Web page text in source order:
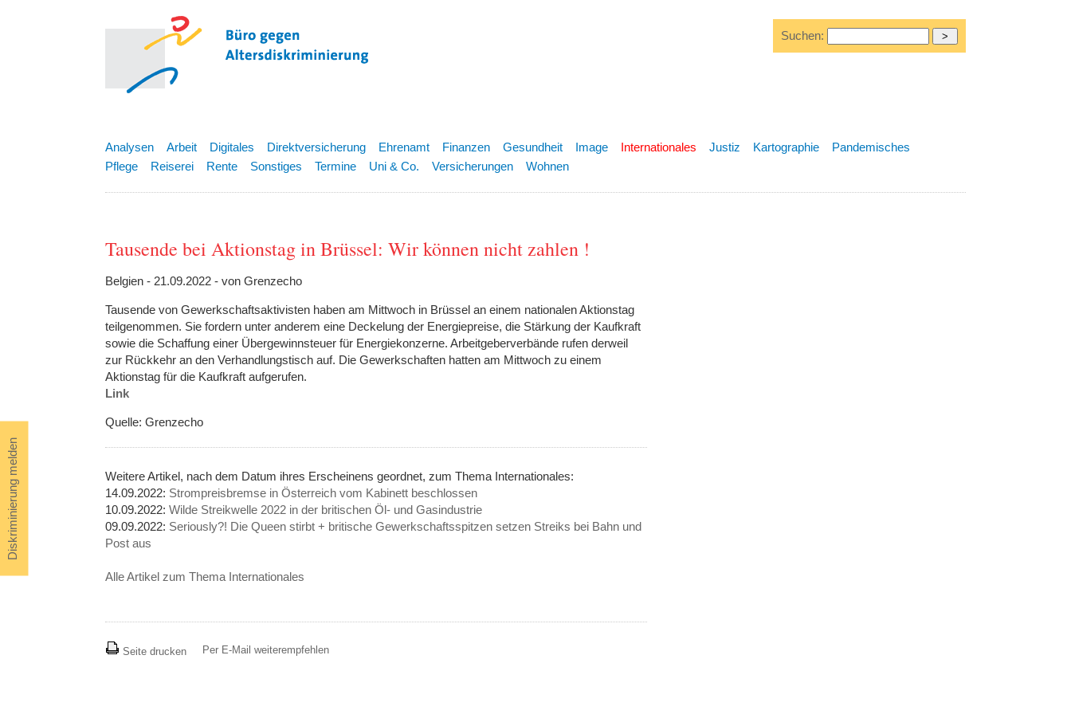
Diskriminierung melden
Suchen:
Analysen Arbeit Digitales Direktversicherung Ehrenamt Finanzen Gesundheit Image Internationales Justiz Kartographie
Pandemisches
Pflege
Reiserei Rente Sonstiges Termine Uni & Co. Versicherungen Wohnen
Tausende bei Aktionstag in Brüssel: Wir können nicht zahlen !
Belgien - 21.09.2022 - von Grenzecho
Tausende von Gewerkschaftsaktivisten haben am Mittwoch in Brüssel an einem nationalen Aktionstag
teilgenommen. Sie fordern unter anderem eine Deckelung der Energiepreise, die Stärkung der Kaufkraft
sowie die Schaffung einer Übergewinnsteuer für Energiekonzerne. Arbeitgeberverbände rufen derweil
zur Rückkehr an den Verhandlungstisch auf. Die Gewerkschaften hatten am Mittwoch zu einem
Aktionstag für die Kaufkraft aufgerufen.
Link
Quelle: Grenzecho
Weitere Artikel, nach dem Datum ihres Erscheinens geordnet, zum Thema Internationales:
14.09.2022: Strompreisbremse in Österreich vom Kabinett beschlossen
10.09.2022: Wilde Streikwelle 2022 in der britischen Öl- und Gasindustrie
09.09.2022: Seriously?! Die Queen stirbt + britische Gewerkschaftsspitzen setzen Streiks bei Bahn und
Post aus
Alle Artikel zum Thema Internationales
Seite drucken Per E-Mail weiterempfehlen